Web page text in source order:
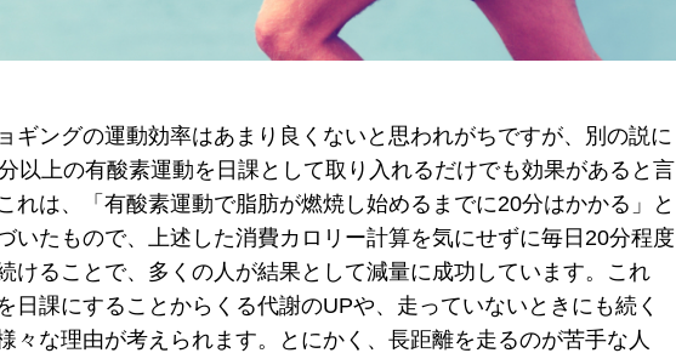
ギングの運動効率はあまり良くないと思われがちですが、別の説に
以上の有酸素運動を日課として取り入れるだけでも効果があると言
れは、「有酸素運動で脂肪が燃焼し始めるまでに20分はかかる」と
いたもので、上述した消費カロリー計算を気にせずに毎日20分程度
けることで、多くの人が結果として減量に成功しています。これ
日課にすることからくる代謝のUPや、走っていないときにも続く
々な理由が考えられます。とにかく、長距離を走るのが苦手な人